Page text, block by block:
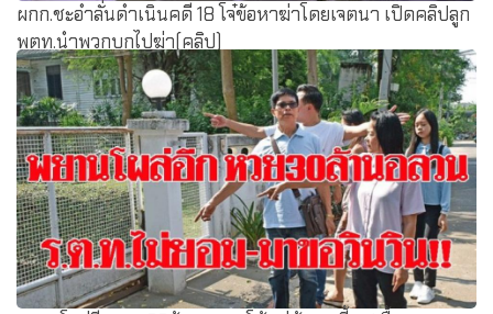
ผกก.ชะอำลั่นดำเนินคดี 18 โจ๋ข้อหาฆ่าโดยเจตนา เปิดคลิปลูก
พตท.นำพวกบุกไปฆ่า(คลิป)